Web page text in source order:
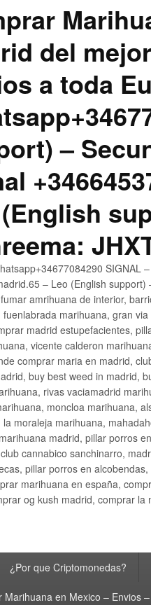
del
a toda
–
SIGNAL
– Leo (English
amrihuana de interior,
fuenlabrada marihuana, gran
madrid estupefacientes,
vicente calderon
comprar maria en madrid,
buy best weed in madrid,
rivas vaciamadrid
moncloa marihuana,
la moraleja marihuana,
madrid, pillar porros
cannabico sanchinarro,
pillar porros en
marihuana en españa,
og kush madrid, comprar
¿Por que Criptomonedas?
Marihuana en Mexico – Envios –